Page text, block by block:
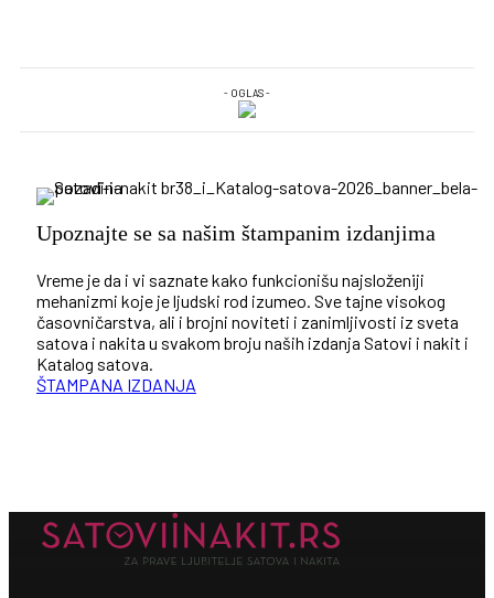
- OGLAS -
Upoznajte se sa našim štampanim izdanjima
Vreme je da i vi saznate kako funkcionišu najsloženiji
mehanizmi koje je ljudski rod izumeo. Sve tajne visokog
časovničarstva, ali i brojni noviteti i zanimljivosti iz sveta
satova i nakita u svakom broju naših izdanja Satovi i nakit i
Katalog satova.
ŠTAMPANA IZDANJA